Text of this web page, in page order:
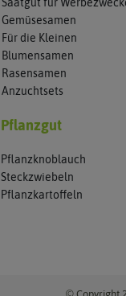
Gemüsesamen
Für die Kleinen
Blumensamen
Rasensamen
Anzuchtsets
Pflanzgut
Pflanzknoblauch
Steckzwiebeln
Pflanzkartoffeln